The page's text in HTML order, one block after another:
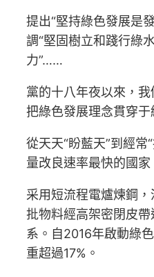
提出“堅持綠色發展是
調“堅固樹立和踐行綠
力”……
黨的十八年夜以來，
把綠色發展理念貫穿
從天天“盼藍天”到經
量改良速率最快的國家
采用短流程電爐煉鋼
批物料經高架密閉皮
系。自2016年啟動綠
重超過17%。